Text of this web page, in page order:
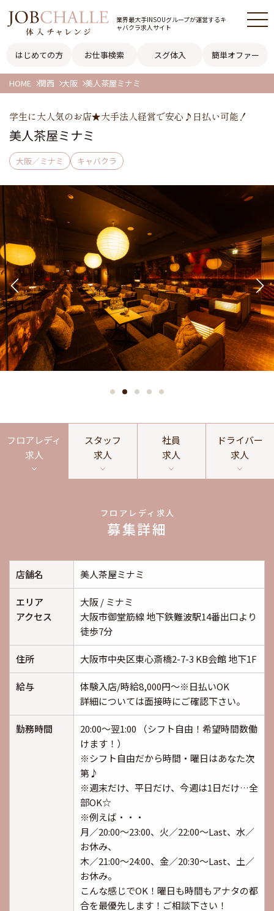
業界最大手INSOUグループが運営するキ
ャバクラ求人サイト
はじめての方 お仕事検索 スグ体入 簡単オファー
HOME 関西 大阪 美人茶屋ミナミ
学生に大人気のお店★大手法人経営で安心♪日払い可能！
美人茶屋ミナミ
大阪／ミナミ キャバクラ
フロアレディ
求人
スタッフ
求人
社員
求人
ドライバー
求人
フロアレディ求人
募集詳細
店舗名 美人茶屋ミナミ
エリア
アクセス
大阪 / ミナミ
大阪市御堂筋線 地下鉄難波駅14番出口より
徒歩7分
住所 大阪市中央区東心斎橋2-7-3 KB会館 地下1F
給与
体験入店/時給8,000円～※日払いOK
詳細については面接時にご確認下さい。
勤務時間
20:00～翌1:00 （シフト自由！希望時間数働
けます！）
※シフト自由だから時間・曜日はあなた次
第♪
※週末だけ、平日だけ、今週は1日だけ…全
部OK☆
※例えば・・・
月／20:00～23:00、火／22:00～Last、水／
お休み、
木／21:00～24:00、金／20:30～Last、土／
お休み。
こんな感じでOK！曜日も時間もアナタの都
合を最優先します！ご相談下さい！